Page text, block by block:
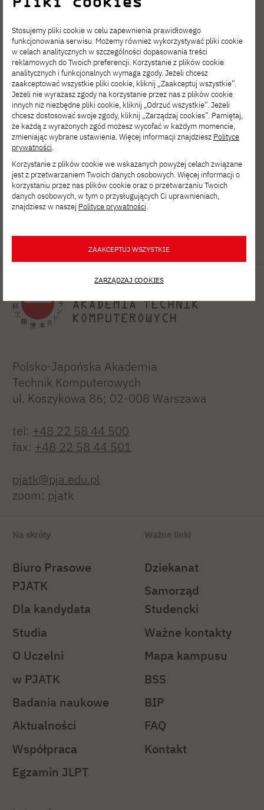
hurtownie danych oraz integrację z usługami
chmurowymi.
W obszarze analizy danych Katedra
wykorzystuje zarówno klasyczne metody
statystyczne, jak i nowoczesne podejścia z
zakresu data science i sztucznej inteligencji
(AI), takie jak uczenie maszynowe czy
przetwarzanie języka naturalnego.
Współpraca z przemysłem i rozwój
praktycznych rozwiązań opartych na danych
to ważny element działalności zespołu.
Polsko-Japońska Akademia
Technik Komputerowych
ul. Koszykowa 86; 02-008 Warszawa
tel: +48 22 58 44 500
fax: +48 22 58 44 501
pjatk@pja.edu.pl
zoom: pjatk
Na skróty
Biuro Prasowe
PJATK
Dla kandydata
Studia
O Uczelni
w PJATK
Badania naukowe
Aktualności
Współpraca
Egzamin JLPT
Ważne linki
Dziekanat
Samorząd
Studencki
Ważne kontakty
Mapa kampusu
BSS
BIP
FAQ
Kontakt
Stosujemy pliki cookie w celu zapewnienia prawidłowego
funkcjonowania serwisu. Możemy również wykorzystywać pliki cookie
w celach analitycznych w szczególności dopasowania treści
reklamowych do Twoich preferencji. Korzystanie z plików cookie
analitycznych i funkcjonalnych wymaga zgody. Jeżeli chcesz
zaakceptować wszystkie pliki cookie, kliknij „Zaakceptuj wszystkie”.
Jeżeli nie wyrażasz zgody na korzystanie przez nas z plików cookie
innych niż niezbędne pliki cookie, kliknij „Odrzuć wszystkie”. Jeżeli
chcesz dostosować swoje zgody, kliknij „Zarządzaj cookies”. Pamiętaj,
że każdą z wyrażonych zgód możesz wycofać w każdym momencie,
zmieniając wybrane ustawienia. Więcej informacji znajdziesz Polityce
prywatności.
Korzystanie z plików cookie we wskazanych powyżej celach związane
jest z przetwarzaniem Twoich danych osobowych. Więcej informacji o
korzystaniu przez nas plików cookie oraz o przetwarzaniu Twoich
danych osobowych, w tym o przysługujących Ci uprawnieniach,
znajdziesz w naszej Polityce prywatności.
ZAAKCEPTUJ WSZYSTKIE
ZARZĄDZAJ COOKIES